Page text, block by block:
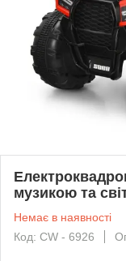
музикою та
Немає в наявності
Код: CW - 6926